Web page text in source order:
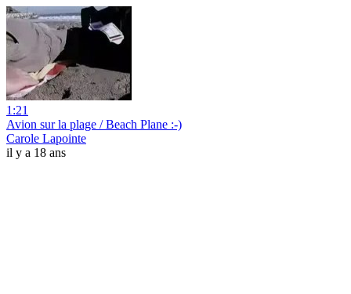
1:21
Avion sur la plage / Beach Plane :-)
Carole Lapointe
il y a 18 ans